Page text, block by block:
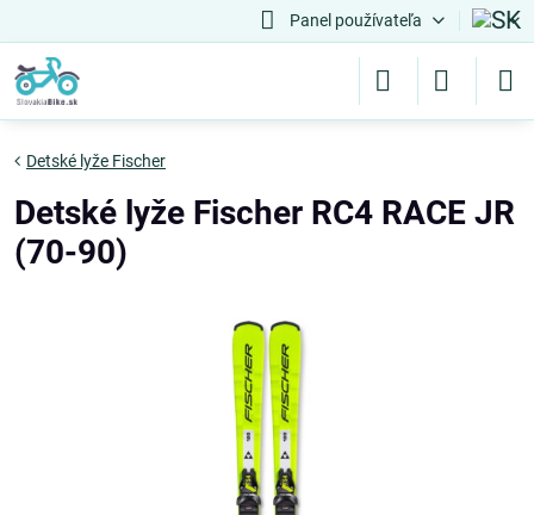
Panel používateľa
Detské lyže Fischer
Detské lyže Fischer RC4 RACE JR
(70-90)